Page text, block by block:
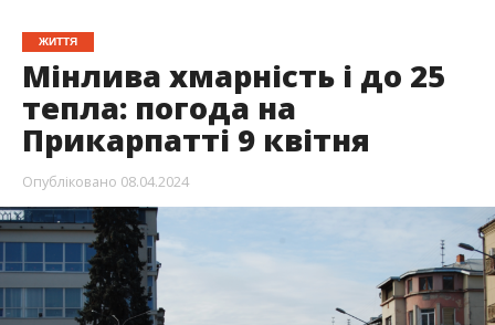
ЖИТТЯ
Мінлива хмарність і до 25
тепла: погода на
Прикарпатті 9 квітня
Опубліковано 08.04.2024